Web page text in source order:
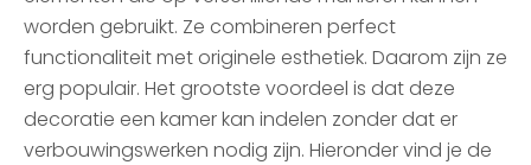
worden gebruikt. Ze combineren perfect
functionaliteit met originele esthetiek. Daarom zijn ze
erg populair. Het grootste voordeel is dat deze
decoratie een kamer kan indelen zonder dat er
verbouwingswerken nodig zijn. Hieronder vind je de